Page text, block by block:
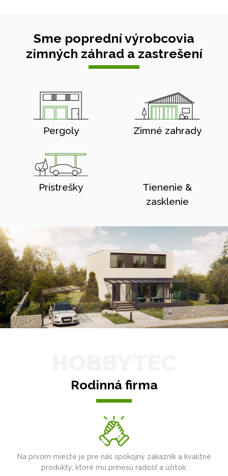
Sme poprední výrobcovia
zimných záhrad a zastrešení
Pergoly Zimné zahrady
Prístrešky
Tienenie &
zasklenie
Rodinná firma
Na prvom mieste je pre nás spokojný zákazník a kvalitné
produkty, ktoré mu prinesú radosť a úžitok.